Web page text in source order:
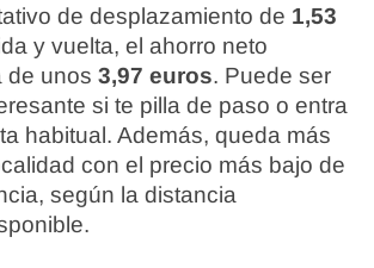
de desplazamiento de 1,53
y vuelta, el ahorro neto
de unos 3,97 euros. Puede ser
si te pilla de paso o entra
habitual. Además, queda más
con el precio más bajo de
según la distancia